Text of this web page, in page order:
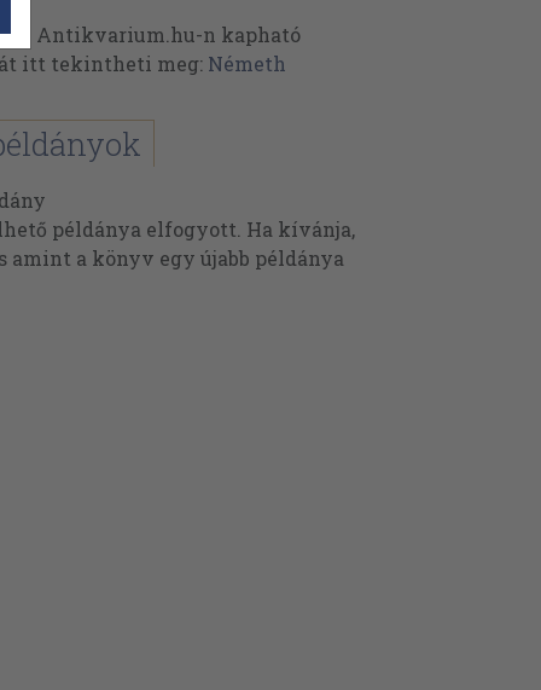
az Antikvarium.hu-n kapható
itt tekintheti meg: Németh
példánya elfogyott. Ha kívánja,
amint a könyv egy újabb példánya